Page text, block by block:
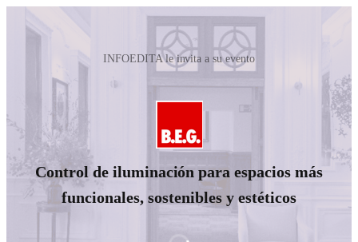
INFOEDITA le invita a su evento
Control de iluminación para espacios más
funcionales, sostenibles y estéticos